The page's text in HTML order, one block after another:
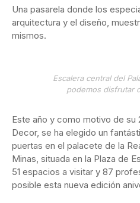
Una pasarela donde los
arquitectura y el diseño,
mismos.
Escalera central del
podemos disfrutar
Este año y como motivo de su
Decor, se ha elegido un
puertas en el palacete de la
Minas, situada en la Plaza de
51 espacios a visitar y 87
posible esta nueva edición